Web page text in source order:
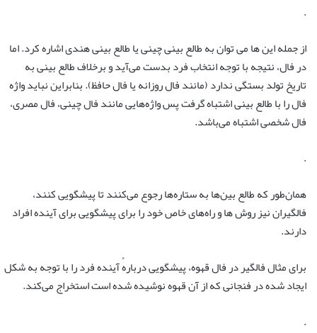
.
از جمله این ها می توان به طالع بینی چینی یا طالع بینی هندی اشاره کرد. اما
در فال، نتیجه با توجه انتخاب فرد بدست می‌آید و برخلاف طالع بینی به
تاریخ تولد بستگی ندارد (مانند فال روزانه یا فال حافظ). بنابراین نباید واژه
فال را با طالع بینی اشتباه گرفت پس واژه‌هایی مانند فال چینی، فال مصری،
فال شخصی اشتباه می‌باشد.
.
همان‌طور که طالع بین‌ها به ستاره‌ها رجوع می‌کنند تا پیشگویی کنند،
فالگیران نیز روش ها و راه‌های خاص خود را برای پیشگویی برای آینده افراد
دارند.
برای مثال فالگیر در فال قهوه، پیشگویی دربارهٔ آینده فرد را با توجه به شکل
ایجاد شده در فنجانی که از آن قهوه نوشیده شده ‌است استخراج می‌کند.
.